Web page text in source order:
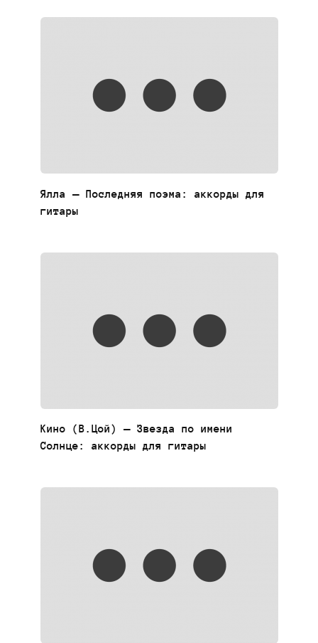
Ялла — Последняя поэма: аккорды для
гитары
Кино (В.Цой) — Звезда по имени
Солнце: аккорды для гитары